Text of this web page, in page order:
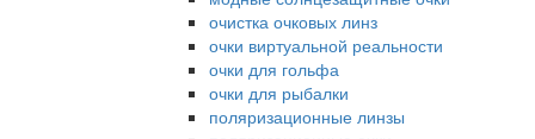
очистка очковых линз
очки виртуальной реальности
очки для гольфа
очки для рыбалки
поляризационные линзы